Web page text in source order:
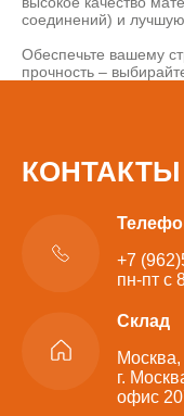
соединений) и
Обеспечьте вашему
прочность –
КОНТАКТЫ
+7
пн-пт с
Склад
Москва,
г.
офис